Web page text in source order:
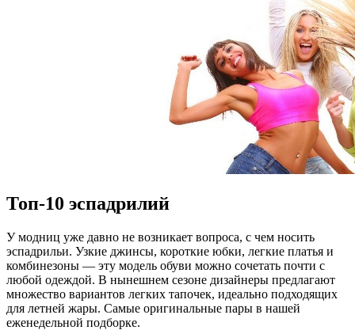
Топ-10 эспадрилий
У мoдниц уже давно не возникает вопроса, с чем носить
эспадрильи. Узкие джинсы, короткие юбки, легкие платья и
комбинезоны — эту модель обуви можно сочетать почти с
любой одеждой. В нынешнем сезоне дизайнеры предлагают
множество вариантов легких тапочек, идеально подходящих
для летней жары. Самые оригинальные пары в нашей
еженедельной подборке.